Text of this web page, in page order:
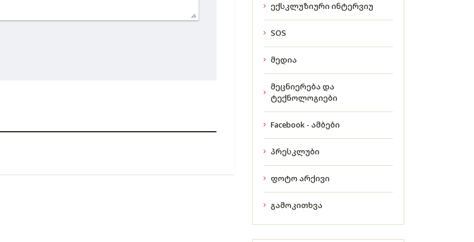
ექსკლუზიური ინტერვიუ
SOS
მედია
მეცნიერება და
ტექნოლოგიები
Facebook - ამბები
პრესკლუბი
ფოტო არქივი
გამოკითხვა